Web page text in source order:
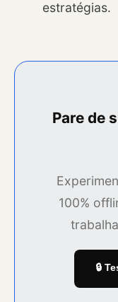
estratégias.
Pare de
100%
🔒